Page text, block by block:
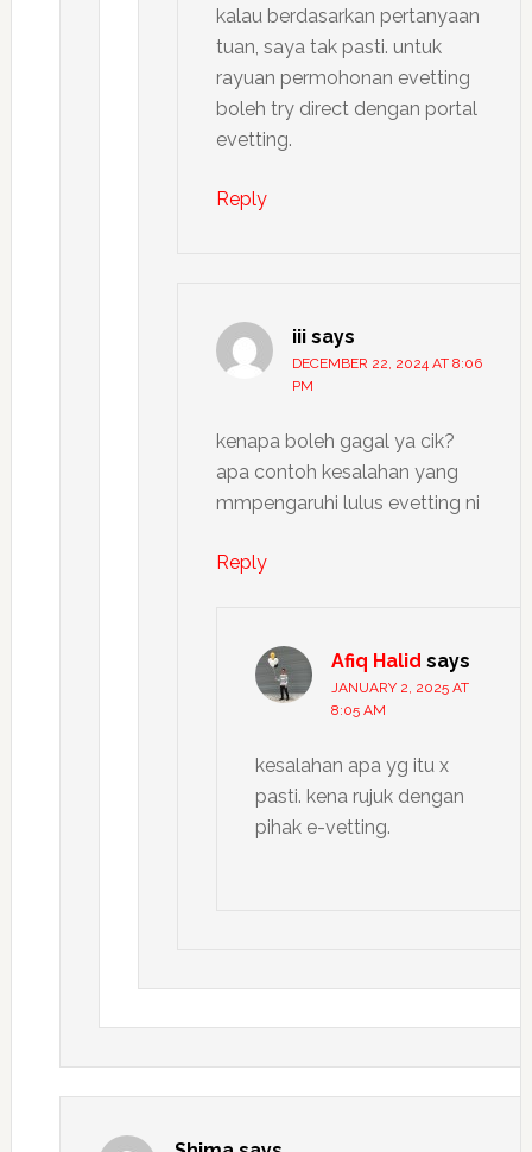
kalau berdasarkan pertanyaan
tuan, saya tak pasti. untuk
rayuan permohonan evetting
boleh try direct dengan portal
evetting.
Reply
iii says
DECEMBER 22, 2024 AT 8:06
PM
kenapa boleh gagal ya cik?
apa contoh kesalahan yang
mmpengaruhi lulus evetting ni
Reply
Afiq Halid says
JANUARY 2, 2025 AT
8:05 AM
kesalahan apa yg itu x
pasti. kena rujuk dengan
pihak e-vetting.